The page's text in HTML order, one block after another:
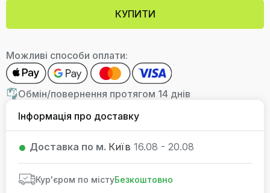
КУПИТИ
Можливі способи оплати:
Обмін/повернення протягом 14 днів
Інформація про доставку
Доставка по м. Київ 16.08 - 20.08
Кур'єром по містуБезкоштовно